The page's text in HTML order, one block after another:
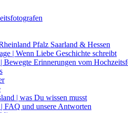
Pfalz Saarland & Hessen
| Wenn Liebe Geschichte schreibt
Bewegte Erinnerungen vom
| was Du wissen musst
FAQ und unsere Antworten